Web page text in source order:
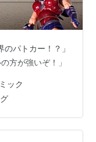
パトカー！？」
方が強いぞ！」
ック